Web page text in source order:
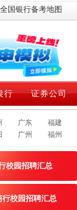
全国银行备考地图
行 证券公司
广东
福建
广州 福州
校园招聘汇总
行校园招聘汇总